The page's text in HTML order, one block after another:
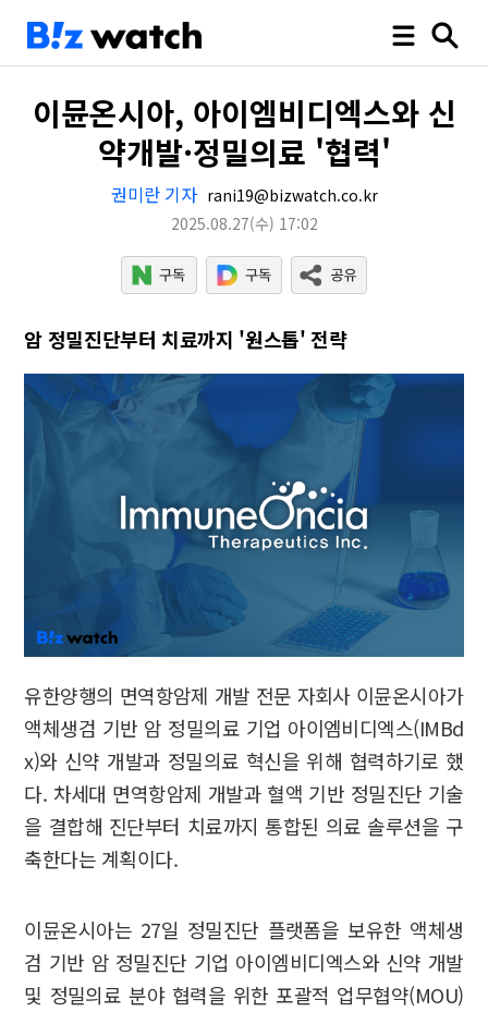
이뮨온시아, 아이엠비디엑스와 신
약개발·정밀의료 '협력'
권미란 기자 rani19@bizwatch.co.kr
2025.08.27(수) 17:02
암 정밀진단부터 치료까지 '원스톱' 전략
유한양행의 면역항암제 개발 전문 자회사 이뮨온시아가
액체생검 기반 암 정밀의료 기업 아이엠비디엑스(IMBd
x)와 신약 개발과 정밀의료 혁신을 위해 협력하기로 했
다. 차세대 면역항암제 개발과 혈액 기반 정밀진단 기술
을 결합해 진단부터 치료까지 통합된 의료 솔루션을 구
축한다는 계획이다.
이뮨온시아는 27일 정밀진단 플랫폼을 보유한 액체생
검 기반 암 정밀진단 기업 아이엠비디엑스와 신약 개발
및 정밀의료 분야 협력을 위한 포괄적 업무협약(MOU)